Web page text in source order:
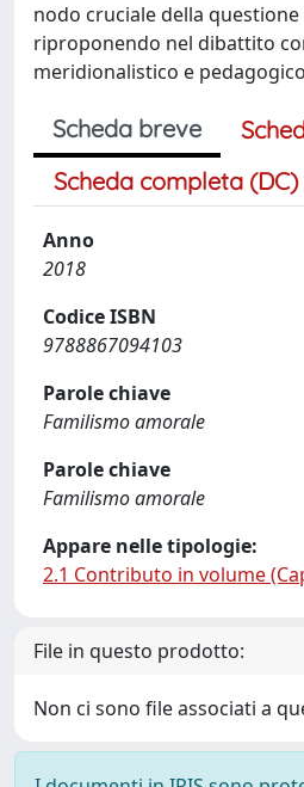
nodo cruciale della
riproponendo nel dibattito
meridionalistico e
Scheda breve
Scheda completa (DC)
Anno
2018
Codice ISBN
9788867094103
Parole chiave
Familismo amorale
Parole chiave
Familismo amorale
Appare nelle tipologie:
2.1 Contributo in volume
File in questo prodotto:
Non ci sono file associati a